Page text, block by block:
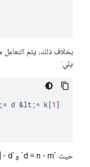
يلي:
; = d &lt ; = k[1 ]
حيث `d = n - m` و`diag_index = k[1] - d` و`index_in_diag = n - max(d, 0)`.